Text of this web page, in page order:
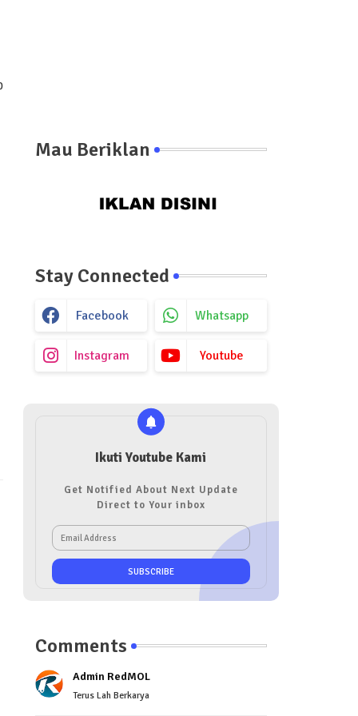
Mau Beriklan
Stay Connected
Facebook Whatsapp
Instagram Youtube
Ikuti Youtube Kami
Get Notified About Next Update
Direct to Your inbox
Comments
Admin RedMOL
Terus Lah Berkarya